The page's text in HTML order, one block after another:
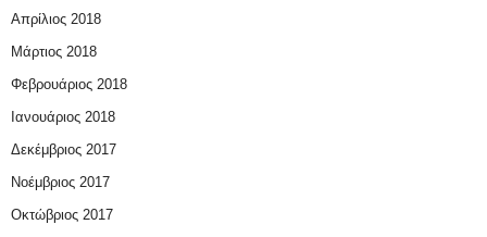
Απρίλιος 2018
Μάρτιος 2018
Φεβρουάριος 2018
Ιανουάριος 2018
Δεκέμβριος 2017
Νοέμβριος 2017
Οκτώβριος 2017